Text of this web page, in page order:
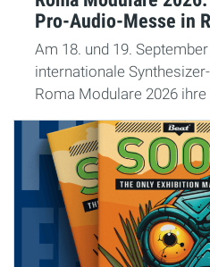
Pro-Audio-Messe in
Am 18. und 19.
internationale
Roma Modulare 2026 ihre